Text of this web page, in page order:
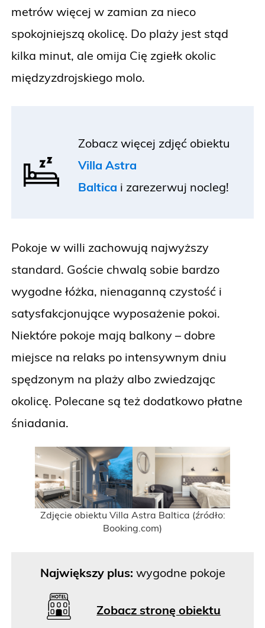
metrów więcej w zamian za nieco
spokojniejszą okolicę. Do plaży jest stąd
kilka minut, ale omija Cię zgiełk okolic
międzyzdrojskiego molo.
Zobacz więcej zdjęć obiektu
Villa Astra
Baltica i zarezerwuj nocleg!
Pokoje w willi zachowują najwyższy
standard. Goście chwalą sobie bardzo
wygodne łóżka, nienaganną czystość i
satysfakcjonujące wyposażenie pokoi.
Niektóre pokoje mają balkony – dobre
miejsce na relaks po intensywnym dniu
spędzonym na plaży albo zwiedzając
okolicę. Polecane są też dodatkowo płatne
śniadania.
Zdjęcie obiektu Villa Astra Baltica (źródło:
Booking.com)
Największy plus: wygodne pokoje
Zobacz stronę obiektu